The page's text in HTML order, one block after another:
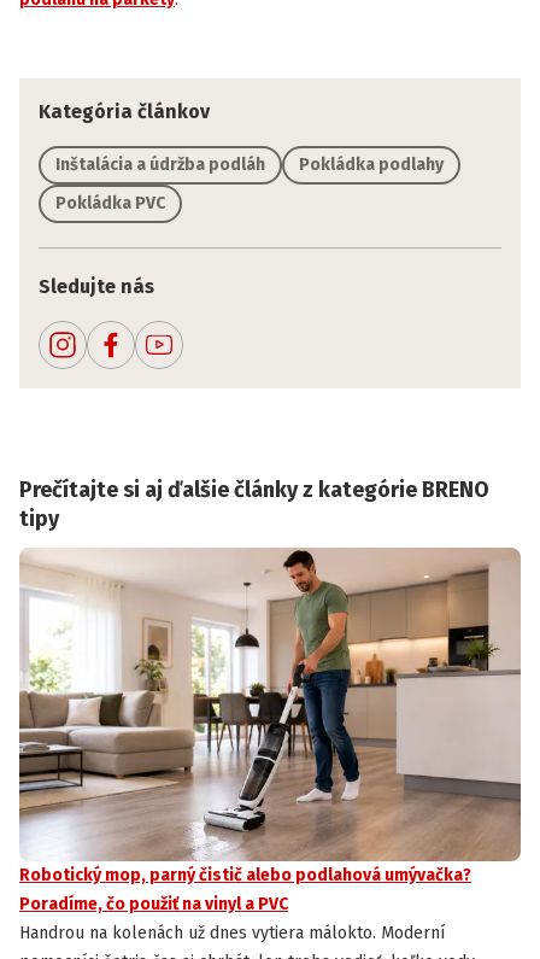
Kategória článkov
Inštalácia a údržba podláh
Pokládka podlahy
Pokládka PVC
Sledujte nás
Prečítajte si aj ďalšie články z kategórie BRENO
tipy
Robotický mop, parný čistič alebo podlahová umývačka?
Poradíme, čo použiť na vinyl a PVC
Handrou na kolenách už dnes vytiera málokto. Moderní